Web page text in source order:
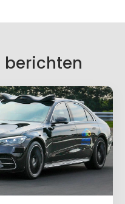
berichten